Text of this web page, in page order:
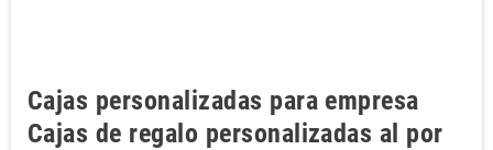
Cajas personalizadas para empresa
Cajas de regalo personalizadas al por